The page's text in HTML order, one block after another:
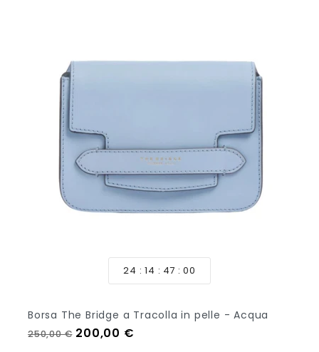
24 14 46 58
Borsa The Bridge a Tracolla in pelle - Acqua
Prezzo regolare
250,00 € Prezzo
200,00 €